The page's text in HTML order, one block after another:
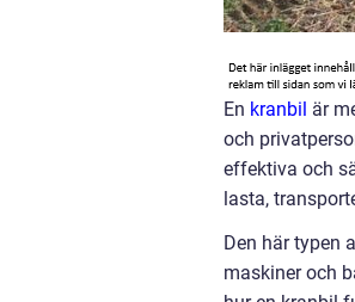
En kranbil är
och
effektiva och
lasta,
Den här typen
maskiner och